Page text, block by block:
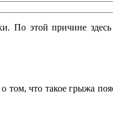
По этой причине здесь
что такое грыжа